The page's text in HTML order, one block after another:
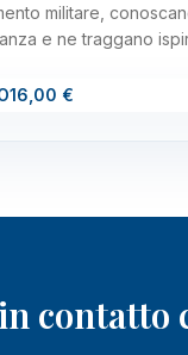
militare,
e ne traggano
16,00 €